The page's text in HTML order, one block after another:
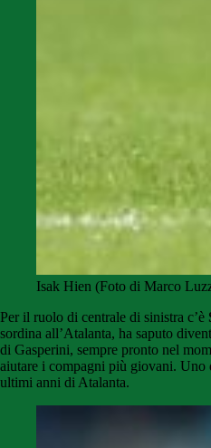
Isak Hien (Foto di Marco
Per il ruolo di centrale di sinistra c’è
sordina all’Atalanta, ha saputo
di Gasperini, sempre pronto nel
aiutare i compagni più giovani. Uno
ultimi anni di Atalanta.